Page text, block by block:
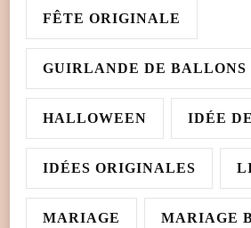
FÊTE ORIGINALE
GUIRLANDE DE BALLONS
HALLOWEEN IDÉE
IDÉES ORIGINALES
MARIAGE MARIAGE